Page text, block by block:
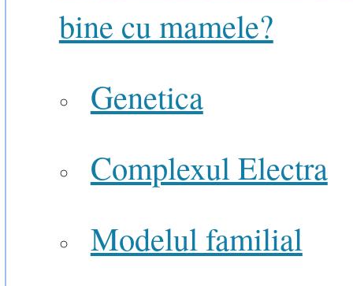
bine cu mamele?
Genetica
Complexul Electra
Modelul familial